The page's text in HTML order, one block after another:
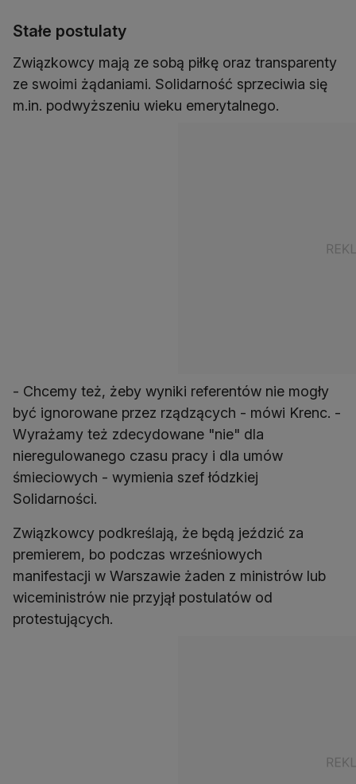
Stałe postulaty
Związkowcy mają ze sobą piłkę oraz transparenty
ze swoimi żądaniami. Solidarność sprzeciwia się
m.in. podwyższeniu wieku emerytalnego.
- Chcemy też, żeby wyniki referentów nie mogły
być ignorowane przez rządzących - mówi Krenc. -
Wyrażamy też zdecydowane "nie" dla
nieregulowanego czasu pracy i dla umów
śmieciowych - wymienia szef łódzkiej
Solidarności.
Związkowcy podkreślają, że będą jeździć za
premierem, bo podczas wrześniowych
manifestacji w Warszawie żaden z ministrów lub
wiceministrów nie przyjął postulatów od
protestujących.